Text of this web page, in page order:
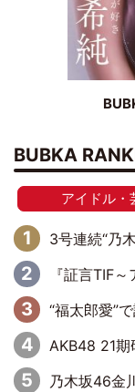
BUBKA
アイドル・
3号連続“乃木坂46祭り” ラ
『証言TIF～アイドル戦国時代とはなんだったのか
“福太郎愛”で話題…乃
AKB48 21期
乃木坂46金川